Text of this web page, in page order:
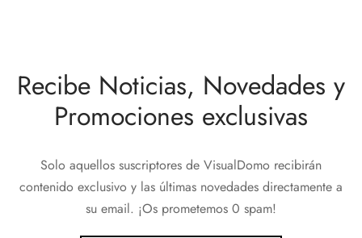
Recibe Noticias, Novedades y
Promociones exclusivas
Solo aquellos suscriptores de VisualDomo recibirán
contenido exclusivo y las últimas novedades directamente a
su email. ¡Os prometemos 0 spam!